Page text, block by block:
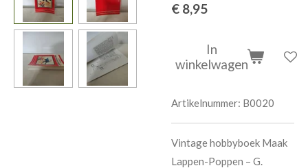
€ 8,95
In
winkelwagen
Artikelnummer: B0020
Vintage hobbyboek Maak
Lappen-Poppen – G.